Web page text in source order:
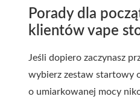
Porady dla
klientów vape
Jeśli dopiero zaczynasz
wybierz zestaw startowy
o umiarkowanej mocy